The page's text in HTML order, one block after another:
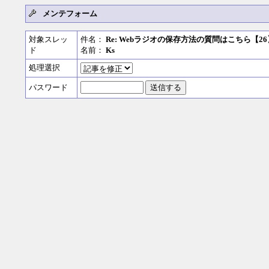
メンテフォーム
対象スレッ
ド
件名： Re: Webラジオの保存方法の質問はこちら【26
名前： Ks
処理選択
パスワード